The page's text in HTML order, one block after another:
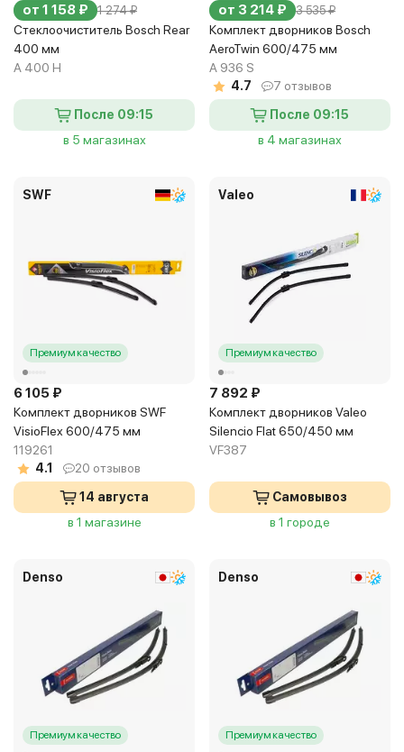
от 1 158 ₽ 1 274 ₽
Стеклоочиститель Bosch Rear
400 мм
A 400 H
После 09:15
в 5 магазинах
от 3 214 ₽ 3 535 ₽
Комплект дворников Bosch
AeroTwin 600/475 мм
A 936 S
4.7
7 отзывов
После 09:15
в 4 магазинах
SWF
Премиум качество
6 105 ₽
Комплект дворников SWF
VisioFlex 600/475 мм
119261
4.1
20 отзывов
14 августа
в 1 магазине
Valeo
Премиум качество
7 892 ₽
Комплект дворников Valeo
Silencio Flat 650/450 мм
VF387
Самовывоз
в 1 городе
Denso
Премиум качество
Denso
Премиум качество